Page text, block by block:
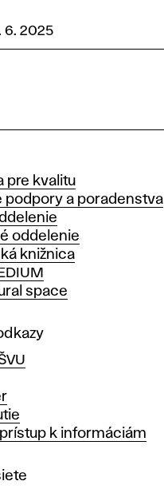
6. 2025
pre kvalitu
podpory a poradenstva
oddelenie
knižnica
space
k informáciám